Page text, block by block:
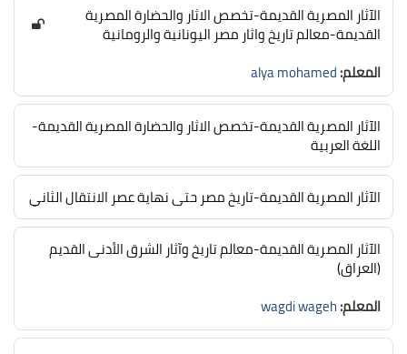
الآثار المصرية القديمة-تخصص الاثار والحضارة المصرية
القديمة-معالم تاريخ واثار مصر اليونانية والرومانية
المعلم:alya mohamed
الآثار المصرية القديمة-تخصص الاثار والحضارة المصرية القديمة-
اللغة العربية
الآثار المصرية القديمة-تاريخ مصر حتى نهاية عصر الانتقال الثاني
الآثار المصرية القديمة-معالم تاريخ وآثار الشرق الأدنى القديم
(العراق)
المعلم:wagdi wageh